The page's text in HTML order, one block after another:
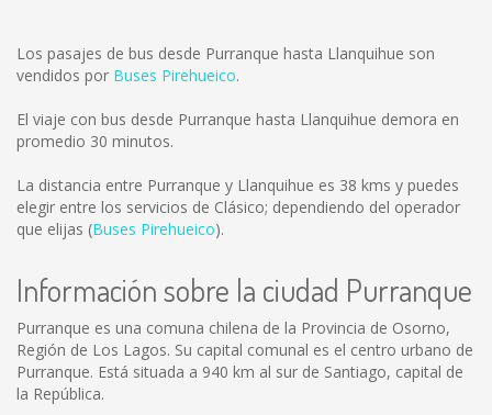
Los pasajes de bus desde Purranque hasta Llanquihue son
vendidos por Buses Pirehueico.
El viaje con bus desde Purranque hasta Llanquihue demora en
promedio 30 minutos.
La distancia entre Purranque y Llanquihue es 38 kms y puedes
elegir entre los servicios de Clásico; dependiendo del operador
que elijas (Buses Pirehueico).
Información sobre la ciudad Purranque
Purranque es una comuna chilena de la Provincia de Osorno,
Región de Los Lagos. Su capital comunal es el centro urbano de
Purranque. Está situada a 940 km al sur de Santiago, capital de
la República.